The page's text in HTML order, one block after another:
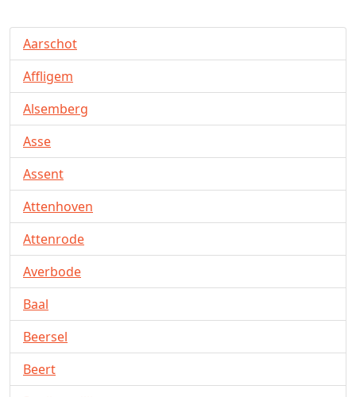
Aarschot
Affligem
Alsemberg
Asse
Assent
Attenhoven
Attenrode
Averbode
Baal
Beersel
Beert